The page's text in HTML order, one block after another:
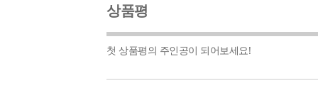
상품평
첫 상품평의 주인공이 되어보세요!